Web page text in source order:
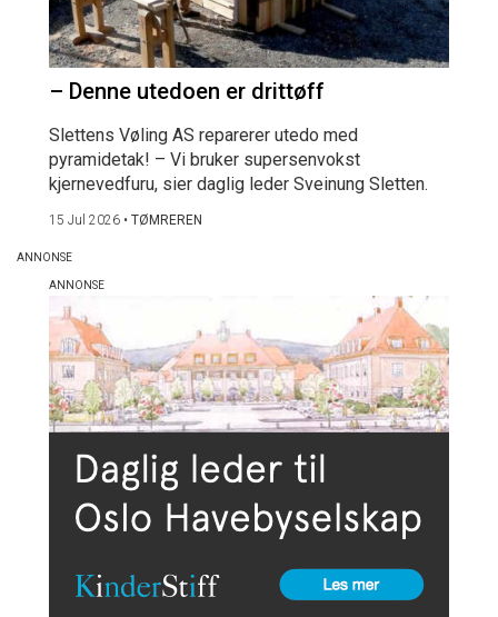
– Denne utedoen er drittøff
Slettens Vøling AS reparerer utedo med
pyramidetak! – Vi bruker supersenvokst
kjernevedfuru, sier daglig leder Sveinung Sletten.
15 Jul 2026 • TØMREREN